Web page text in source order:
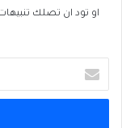
او تود ان تصلك
بريدك
الإلكتروني